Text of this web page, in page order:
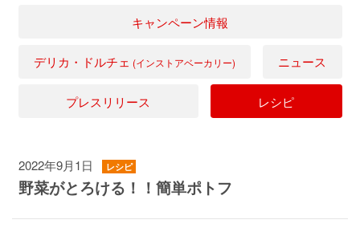
キャンペーン情報
デリカ・ドルチェ (インストアベーカリー) ニュース
プレスリリース レシピ
2022年9月1日 レシピ
野菜がとろける！！簡単ポトフ